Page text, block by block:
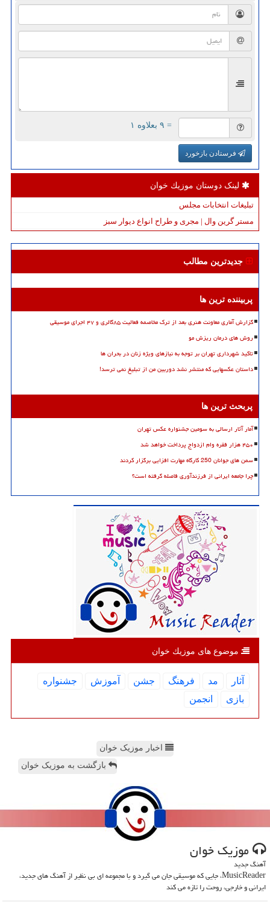
= ۹ بعلاوه ۱
فرستادن بازخورد
لینک دوستان موزیك خوان
تبلیغات انتخابات مجلس
مستر گرین وال | مجری و طراح انواع دیوار سبز
جدیدترین مطالب
پربیننده ترین ها
گزارش آماری معاونت هنری بعد از ترک مخاصمه فعالیت ۸۵گالری و ۴۷ اجرای موسیقی
روش های درمان ریزش مو
تاکید شهرداری تهران بر توجه به نیازهای ویژه زنان در بحران ها
داستان عکسهایی که منتشر نشد دوربین من از تبلیغ نمی ترسد!
پربحث ترین ها
آمار آثار ارسالی به سومین جشنواره عکس تهران
۴۵۰ هزار فقره وام ازدواج پرداخت خواهد شد
سمن های جوانان 250 کارگاه مهارت افزایی برگزار کردند
چرا جامعه ایرانی از فرزندآوری فاصله گرفته است؟
موضوع های موزیك خوان
آثار مد فرهنگ جشن آموزش
جشنواره
بازی
انجمن
اخبار موزیک خوان
بازگشت به موزیک خوان
موزیك خوان
آهنگ جدید
MusicReader، جایی که موسیقی جان می گیرد و با مجموعه ای بی نظیر از آهنگ های جدید،
ایرانی و خارجی، روحت را تازه می کند